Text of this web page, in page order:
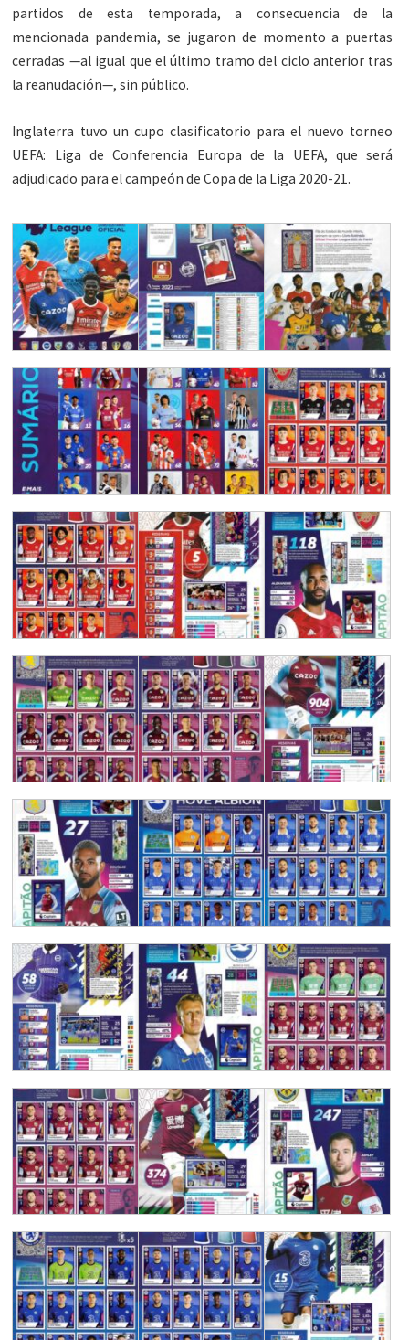
partidos de esta temporada, a consecuencia de la
mencionada pandemia, se jugaron de momento a puertas
cerradas —al igual que el último tramo del ciclo anterior tras
la reanudación—, sin público.
Inglaterra tuvo un cupo clasificatorio para el nuevo torneo
UEFA: Liga de Conferencia Europa de la UEFA, que será
adjudicado para el campeón de Copa de la Liga 2020-21.